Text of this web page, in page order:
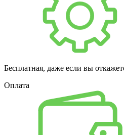
Бесплатная, даже если вы
Оплата